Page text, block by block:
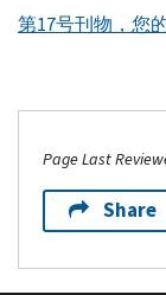
第17号刊物，您
Page Last
Share